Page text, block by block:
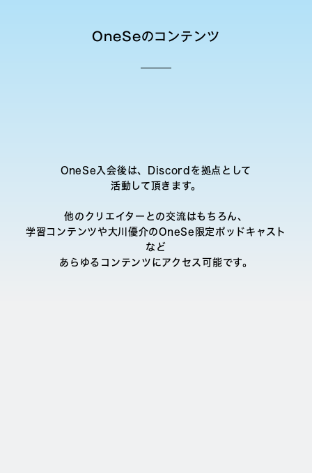
OneSeのコンテンツ
OneSe入会後は、Discordを拠点として
活動して頂きます。
他のクリエイターとの交流はもちろん、
学習コンテンツや大川優介のOneSe限定ポッドキャスト
など
あらゆるコンテンツにアクセス可能です。